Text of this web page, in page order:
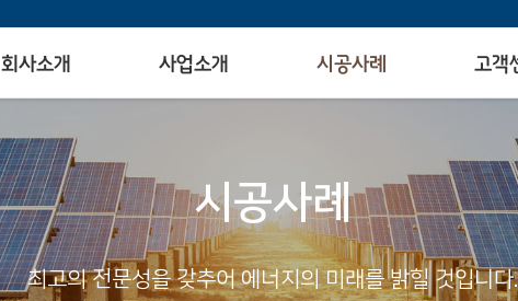
회사소개 사업소개 시공사례 고객
시공사례
최고의 전문성을 갖추어 에너지의 미래를 밝힐 것입니다.